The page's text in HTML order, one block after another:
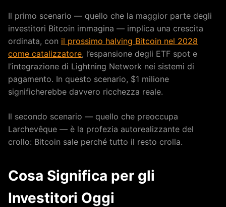
Il primo scenario — quello che la maggior parte degli
investitori Bitcoin immagina — implica una crescita
ordinata, con il prossimo halving Bitcoin nel 2028
come catalizzatore, l’espansione degli ETF spot e
l’integrazione di Lightning Network nei sistemi di
pagamento. In questo scenario, $1 milione
significherebbe davvero ricchezza reale.
Il secondo scenario — quello che preoccupa
Larchevêque — è la profezia autorealizzante del
crollo: Bitcoin sale perché tutto il resto crolla.
Cosa Significa per gli
Investitori Oggi